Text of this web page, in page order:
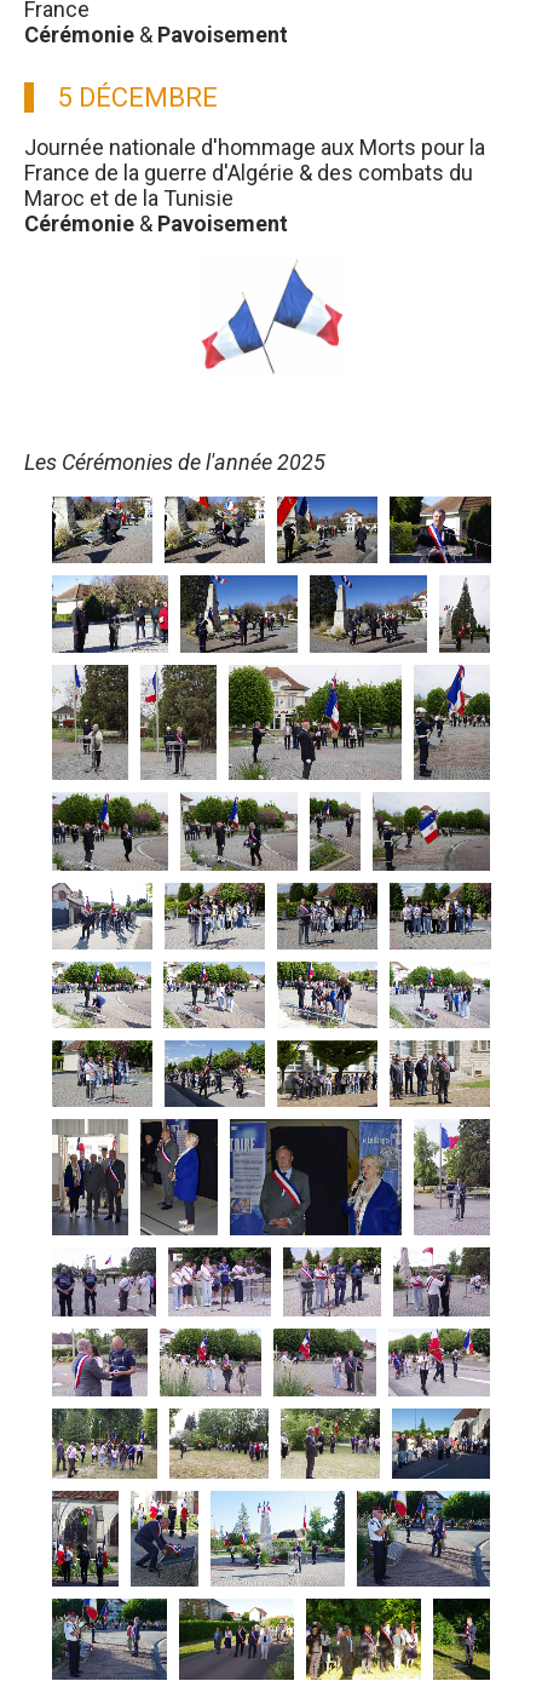
France
Cérémonie & Pavoisement
5 DÉCEMBRE
Journée nationale d'hommage aux Morts pour la
France de la guerre d'Algérie & des combats du
Maroc et de la Tunisie
Cérémonie & Pavoisement
Les Cérémonies de l'année 2025